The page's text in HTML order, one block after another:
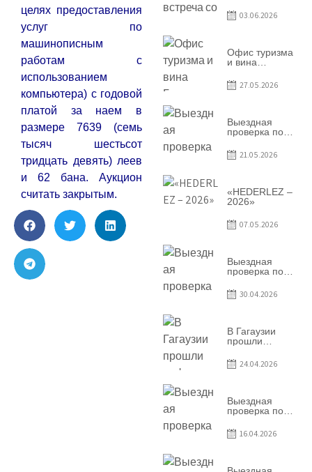
целях предоставления
услуг по
машинописным
работам с
использованием
компьютера) с годовой
платой за наем в
размере 7639 (семь
тысяч шестьсот
тридцать девять) леев
и 62 бана. Аукцион
считать закрытым.
специальности
«Агент по
03.06.2026
Офис туризма
и вина
участник
Национальной
туризма
27.05.2026
Выездная
проверка по
соблюдения
условий
грантов
предприятия
Baurlukhouse
21.05.2026
«HEDERLEZ –
2026»
07.05.2026
Выездная
проверка по
соблюдения
условий
грантов
предприятия
SRL Grand Nic
Oil Company
30.04.2026
В Гагаузии
прошли
сессии по
грантовой
24.04.2026
Выездная
проверка по
соблюдения
условий
грантов
16.04.2026